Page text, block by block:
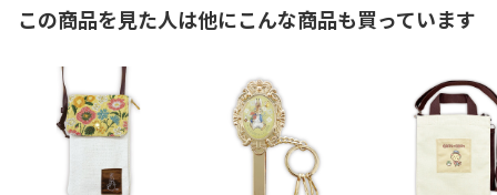
この商品を見た人は他にこんな商品も買っています